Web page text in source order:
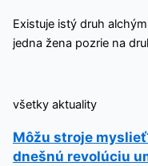
Existuje istý druh
jedna žena pozrie na
všetky aktuality
Môžu stroje
dnešnú revolúciu